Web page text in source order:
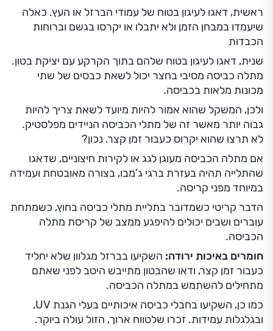
ראשית, דאגו לעיגון בטוח של עמודי הברזל או העץ. כאלה
שיעמדו במבחן הזמן ולא יתבלו או יקרסו בגשם וברוחות
הכבדות
שנית, דאגו לעיגון בטוח שלהם בתוך הקרקע עם יציקת בטון.
מתלה כביסה מסיבי בחצר יכול לשאת כבסים של שתי
מכונות מלאות בכביסה.
ולכן, המשקל שהוא אמור להיות מיועד לשאת צריך להיות
גבוה יותר מאשר זה של מתלי הכביסה הניידים מפלסטיק.
לא תרצו שהוא יקרוס כעבור זמן קצר. נכון?
אם מתלה הכביסה מעוגן לגג או לקירות חיצוניים, שדאגו
שהתלייה תהיה בעזרת ברגי ג'מבו, בצורה מאובטחת ועמידה
במיוחד מפני קריסה.
הדבר קריטי כשמדובר בתליית מתלי כביסה בחוץ, כשמתחת
עוברים ושבים יכולים להיפגע ממצב של קריסת מתלה
הכביסה.
חומרים באיכות ירודה: השקיעו בברזל מגלוון שלא יחליד
כעבור זמן קצר, ודאו שהבטון מתייבש היטב לפני שאתם
מתחילים להשתמש במתלה הכביסה.
כמו כן, השקיעו בחבלי כביסה איכותיים בעלי הגנת UV,
ובגלגלות עמידות. זכרו שלטווח ארוך, הזול עולה ביוקר.